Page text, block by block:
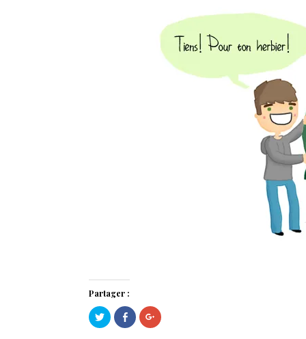
Partager :
Cliquez
pour
partager
Cliquez
pour
partager
Cliquez
pour